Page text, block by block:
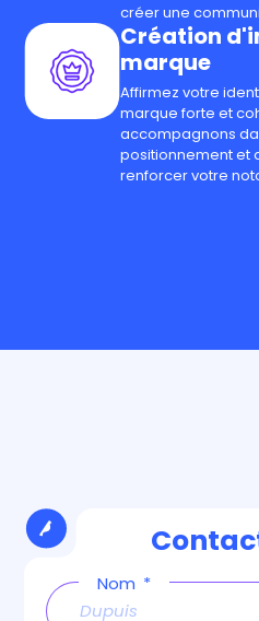
créer une
Création
marque
Affirmez votre
marque forte et
accompagnons
positionnement et
renforcer votre
Nom